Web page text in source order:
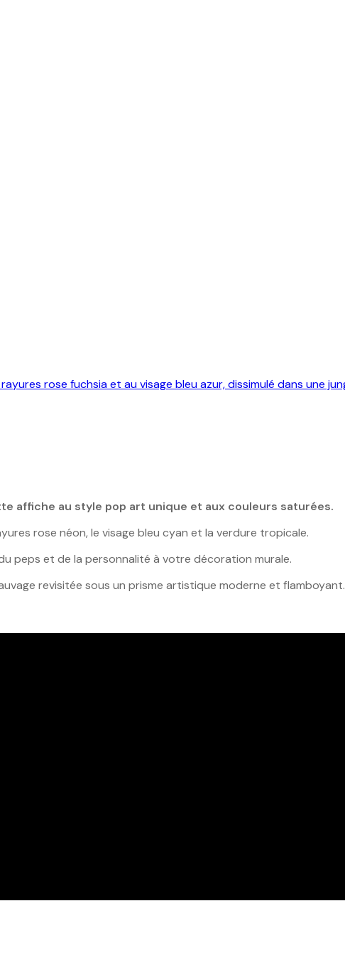
affiche au style pop art unique et aux couleurs saturées.
rose néon, le visage bleu cyan et la verdure tropicale.
peps et de la personnalité à votre décoration murale.
revisitée sous un prisme artistique moderne et flamboyant.